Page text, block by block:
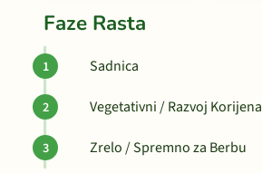
Faze Rasta
Sadnica
Vegetativni / Razvoj Korijena
Zrelo / Spremno za Berbu